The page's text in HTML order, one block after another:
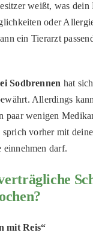
weißt, was
oder
ein Tierarzt
Sodbrennen hat
Allerdings
paar wenigen
vorher mit
darf.
mit Reis“